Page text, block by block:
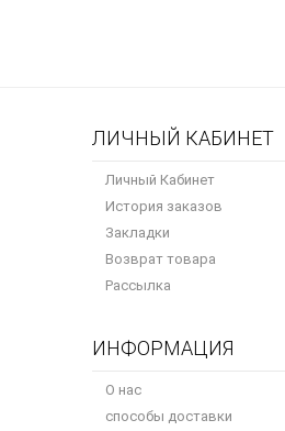
ЛИЧНЫЙ КАБИНЕТ
Личный Кабинет
История заказов
Закладки
Возврат товара
Рассылка
ИНФОРМАЦИЯ
О нас
способы доставки